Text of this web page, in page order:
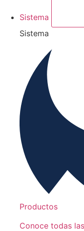
Sistema
Sistema
Productos
Conoce todas